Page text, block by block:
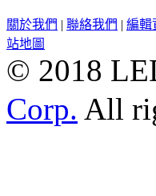
關於我們 | 聯絡我們 | 編輯
站地圖
© 2018
Corp. All